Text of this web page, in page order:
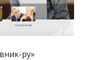
ру»